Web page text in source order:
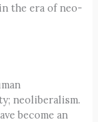
the era of neo-
neoliberalism.
become an